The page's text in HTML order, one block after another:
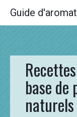
base
naturels
Guide
Plantes médicinales
Huiles végétales
Hydrolats